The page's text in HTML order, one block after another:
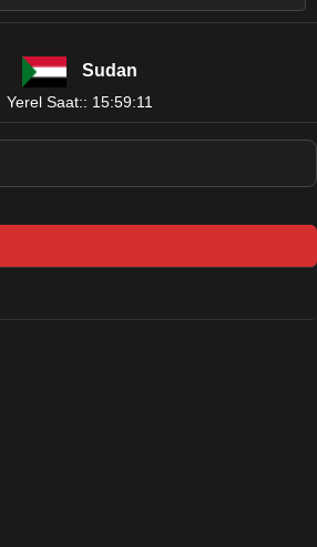
Sudan
Yerel Saat:: 15:59:11